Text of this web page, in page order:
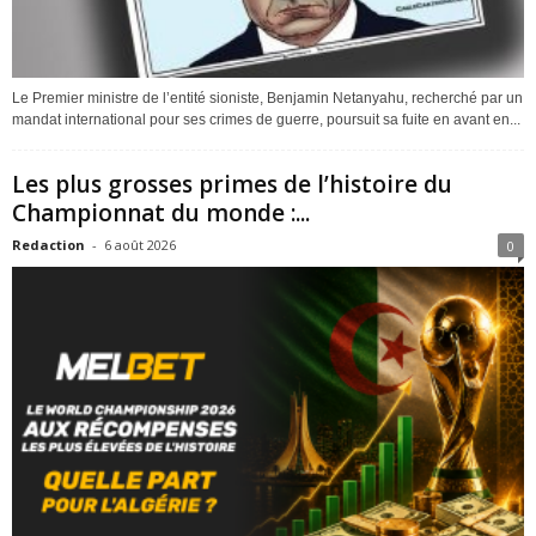
Le Premier ministre de l’entité sioniste, Benjamin Netanyahu, recherché par un
mandat international pour ses crimes de guerre, poursuit sa fuite en avant en...
Les plus grosses primes de l’histoire du
Championnat du monde :...
Redaction - 6 août 2026 0